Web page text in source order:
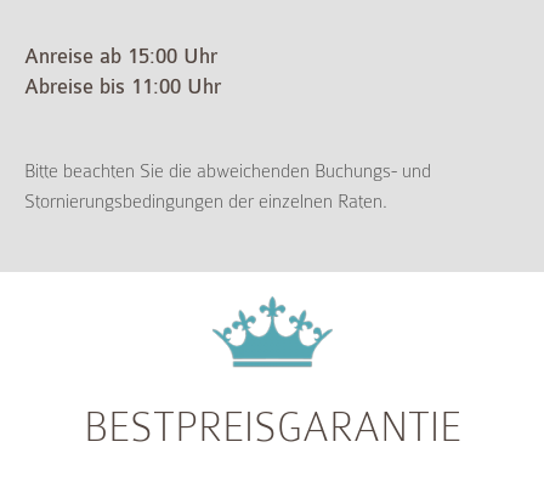
Anreise ab 15:00 Uhr
Abreise bis 11:00 Uhr
Bitte beachten Sie die abweichenden Buchungs- und
Stornierungsbedingungen der einzelnen Raten.
BESTPREISGARANTIE